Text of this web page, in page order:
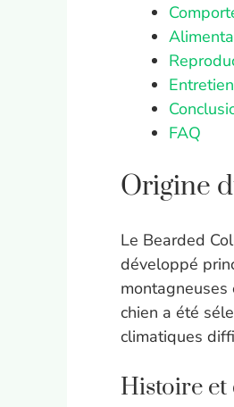
FAQ
Origine
Le Bearded
développé
montagneuses
chien a été
climatiques
Histoire et